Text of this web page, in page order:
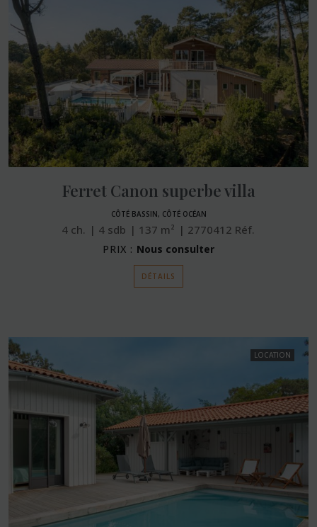
Ferret Canon superbe villa
CÔTÉ BASSIN, CÔTÉ OCÉAN
4 ch. 4 sdb 137 m² 2770412 Réf.
PRIX : Nous consulter
DÉTAILS
LOCATION